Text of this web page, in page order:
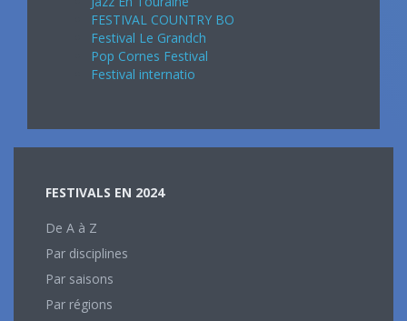
FESTIVAL COUNTRY BO
Festival Le Grandch
Pop Cornes Festival
Festival internatio
FESTIVALS EN 2024
De A à Z
Par disciplines
Par saisons
Par régions